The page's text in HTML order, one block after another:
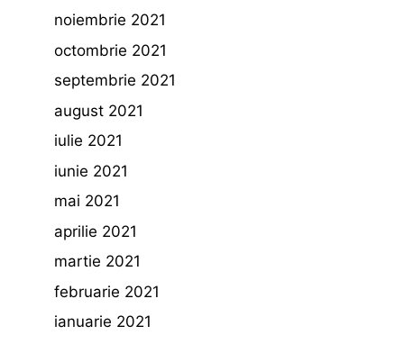
noiembrie 2021
octombrie 2021
septembrie 2021
august 2021
iulie 2021
iunie 2021
mai 2021
aprilie 2021
martie 2021
februarie 2021
ianuarie 2021